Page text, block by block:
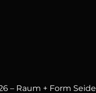
– Raum + Form